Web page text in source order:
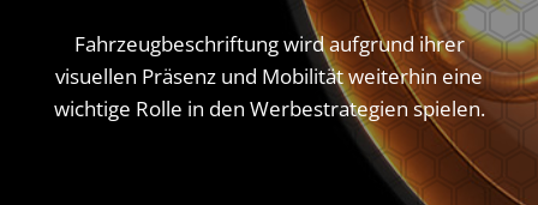
Fahrzeugbeschriftung wird aufgrund ihrer
visuellen Präsenz und Mobilität weiterhin eine
wichtige Rolle in den Werbestrategien spielen.